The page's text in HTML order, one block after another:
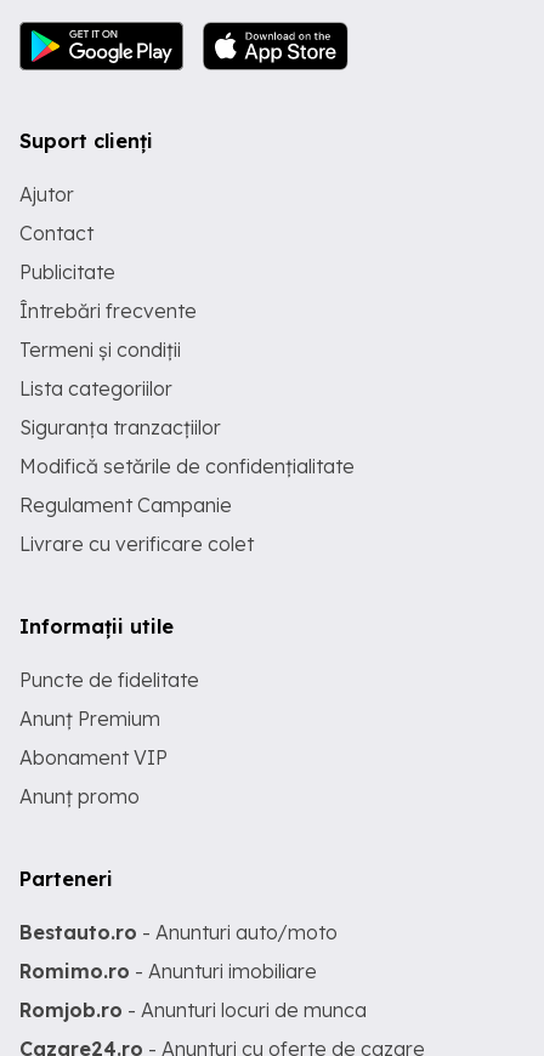
Suport clienți
Ajutor
Contact
Publicitate
Întrebări frecvente
Termeni și condiții
Lista categoriilor
Siguranța tranzacțiilor
Modifică setările de confidențialitate
Regulament Campanie
Livrare cu verificare colet
Informații utile
Puncte de fidelitate
Anunț Premium
Abonament VIP
Anunț promo
Parteneri
Bestauto.ro - Anunturi auto/moto
Romimo.ro - Anunturi imobiliare
Romjob.ro - Anunturi locuri de munca
Cazare24.ro - Anunturi cu oferte de cazare